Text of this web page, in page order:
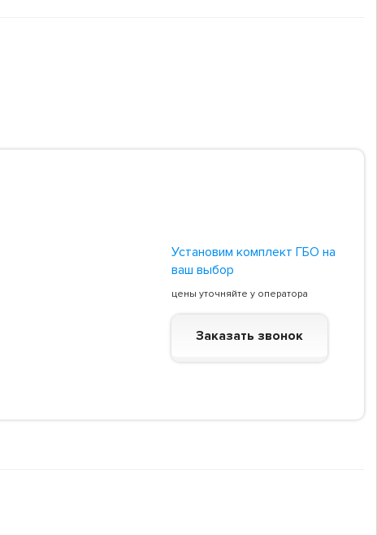
Установим комплект ГБО на
ваш выбор
цены уточняйте у оператора
Заказать звонок